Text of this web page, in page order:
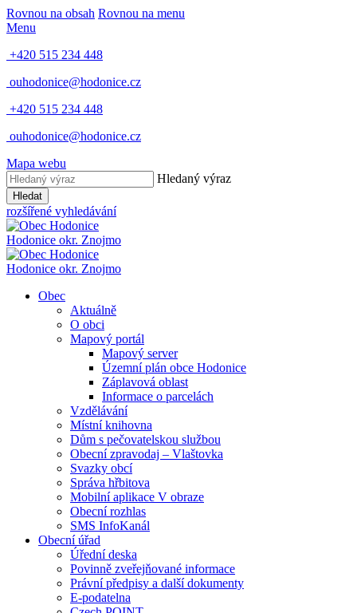
Rovnou na obsah Rovnou na menu
Menu
+420 515 234 448
ouhodonice@hodonice.cz
+420 515 234 448
ouhodonice@hodonice.cz
Mapa webu
Hledaný výraz
Hledat
rozšířené vyhledávání
Hodonice okr. Znojmo
Hodonice okr. Znojmo
Obec
Aktuálně
O obci
Mapový portál
Mapový server
Územní plán obce Hodonice
Záplavová oblast
Informace o parcelách
Vzdělávání
Místní knihovna
Dům s pečovatelskou službou
Obecní zpravodaj – Vlaštovka
Svazky obcí
Správa hřbitova
Mobilní aplikace V obraze
Obecní rozhlas
SMS InfoKanál
Obecní úřad
Úřední deska
Povinně zveřejňované informace
Právní předpisy a další dokumenty
E-podatelna